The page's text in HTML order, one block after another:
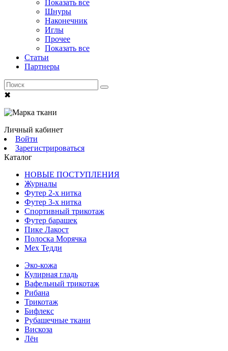
Показать все
Шнуры
Наконечник
Иглы
Прочее
Показать все
Статьи
Партнеры
✖
Личный кабинет
Войти
Зарегистрироваться
Каталог
НОВЫЕ ПОСТУПЛЕНИЯ
Журналы
Футер 2-х нитка
Футер 3-х нитка
Спортивный трикотаж
Футер барашек
Пике Лакост
Полоска Морячка
Мех Тедди
Эко-кожа
Кулирная гладь
Вафельный трикотаж
Рибана
Трикотаж
Бифлекс
Рубашечные ткани
Вискоза
Лён